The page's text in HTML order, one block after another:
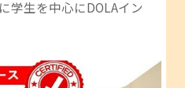
学生を中心にDOLAイン